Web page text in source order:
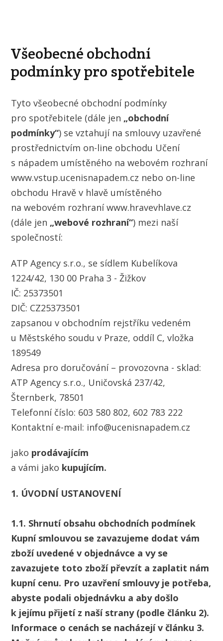
Všeobecné obchodní
podmínky pro spotřebitele
Tyto všeobecné obchodní podmínky
pro spotřebitele (dále jen „obchodní
podmínky“) se vztahují na smlouvy uzavřené
prostřednictvím on-line obchodu Učení
s nápadem umístěného na webovém rozhraní
www.vstup.ucenisnapadem.cz nebo on-line
obchodu Hravě v hlavě umístěného
na webovém rozhraní www.hravevhlave.cz
(dále jen „webové rozhraní“) mezi naší
společností:
ATP Agency s.r.o., se sídlem Kubelíkova
1224/42, 130 00 Praha 3 - Žižkov
IČ: 25373501
DIČ: CZ25373501
zapsanou v obchodním rejstříku vedeném
u Městského soudu v Praze, oddíl C, vložka
189549
Adresa pro doručování – provozovna - sklad:
ATP Agency s.r.o., Uničovská 237/42,
Šternberk, 78501
Telefonní číslo: 603 580 802, 602 783 222
Kontaktní e-mail: info@ucenisnapadem.cz
jako prodávajícím
a vámi jako kupujícím.
1. ÚVODNÍ USTANOVENÍ
1.1. Shrnutí obsahu obchodních podmínek
Kupní smlouvou se zavazujeme dodat vám
zboží uvedené v objednávce a vy se
zavazujete toto zboží převzít a zaplatit nám
kupní cenu. Pro uzavření smlouvy je potřeba,
abyste podali objednávku a aby došlo
k jejímu přijetí z naší strany (podlečlánku 2).
Informace o cenách se nacházejí v článku 3.